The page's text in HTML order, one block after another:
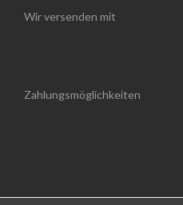
Wir versenden mit
Zahlungsmöglichkeiten